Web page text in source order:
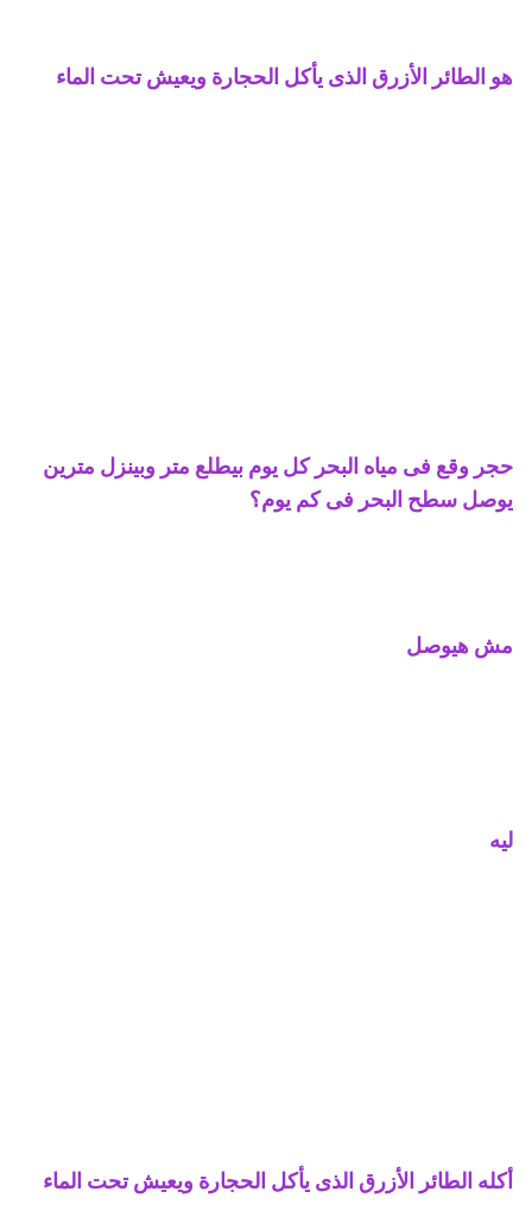
هو الطائر الأزرق الذى يأكل الحجارة ويعيش تحت الماء
حجر وقع فى مياه البحر كل يوم بيطلع متر وبينزل مترين
يوصل سطح البحر فى كم يوم؟
مش هيوصل
ليه
أكله الطائر الأزرق الذى يأكل الحجارة ويعيش تحت الماء